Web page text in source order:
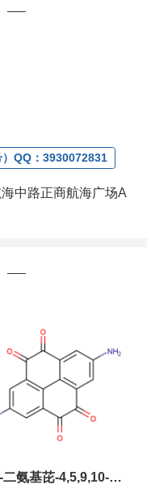
学品开发和生产的高级
产品也可咨询定制！
联系：
试剂，欢迎您随时联
，并承担所有运费，欢
好!!选择阿尔法（威
QQ：3930072831
中路正商航海广场A
二氨基芘-4,5,9,10-四